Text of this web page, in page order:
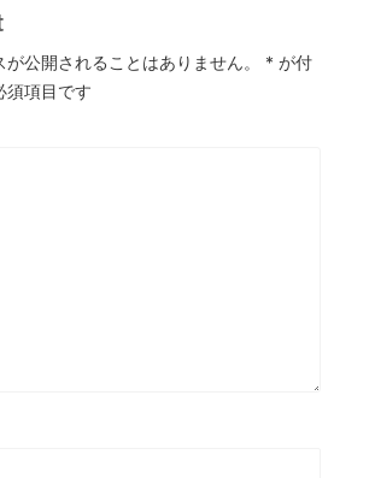
が公開されることはありません。 * が付
須項目です